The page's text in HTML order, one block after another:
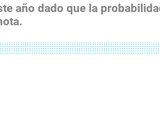
año dado que la